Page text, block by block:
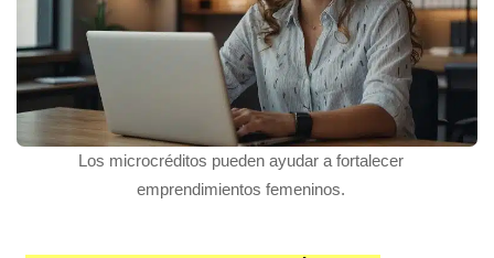
Los microcréditos pueden ayudar a fortalecer
emprendimientos femeninos.